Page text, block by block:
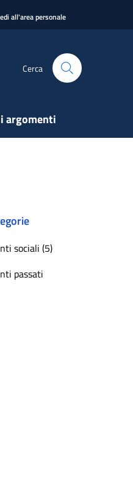
all'area personale
Cerca
argomenti
sociali (5)
passati